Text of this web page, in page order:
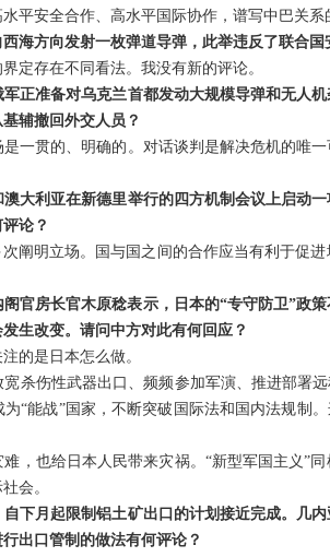
平安全合作、高水平国际协作，谱写中巴关系
海方向发射一枚弹道导弹，此举违反了联合
定存在不同看法。我没有新的评论。
正准备对乌克兰首都发动大规模导弹和无人
辅撤回外交人员？
一贯的、明确的。对话谈判是解决危机的唯
大利亚在新德里举行的四方机制会议上启动
论？
阐明立场。国与国之间的合作应当有利于促
阁官房长官木原稔表示，日本的“专守防卫”政
生改变。请问中方对此有何回应？
的是日本怎么做。
杀伤性武器出口、频频参加军演、推进部署
“能战”国家，不断突破国际法和国内法规制
，也给日本人民带来灾祸。“新型军国主义”
会。
下月起限制铝土矿出口的计划接近完成。几
出口管制的做法有何评论？